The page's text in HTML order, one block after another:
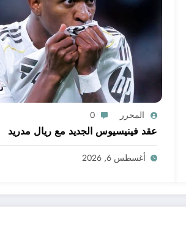
المحرر 0
عقد فينيسيوس الجديد مع ريال مدريد
أغسطس 6, 2026